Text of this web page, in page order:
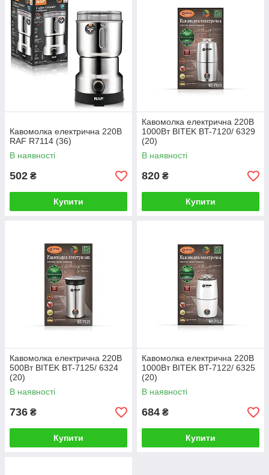
Кавомолка електрична 220В
RAF R7114 (36)
В наявності
502 ₴
Купити
Кавомолка електрична 220В
1000Вт BITEK BT-7120/ 6329
(20)
В наявності
820 ₴
Купити
Кавомолка електрична 220В
500Вт BITEK BT-7125/ 6324
(20)
В наявності
736 ₴
Купити
Кавомолка електрична 220В
1000Вт BITEK BT-7122/ 6325
(20)
В наявності
684 ₴
Купити